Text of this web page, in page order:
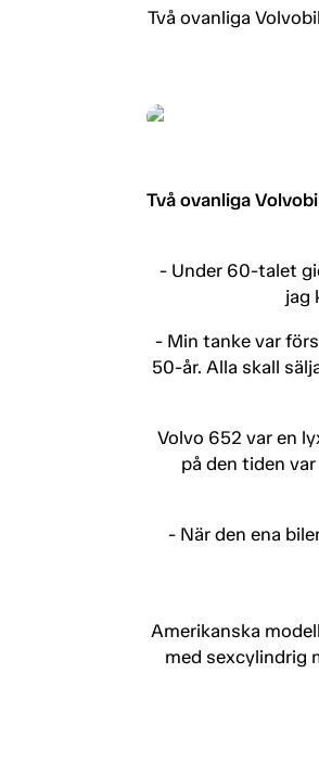
Två ovanliga
Två ovanliga
- Under 60-talet
jag
- Min tanke var
50-år. Alla skall
Volvo 652 var en
på den tiden
- När den ena
Amerikanska
med sexcylindrig